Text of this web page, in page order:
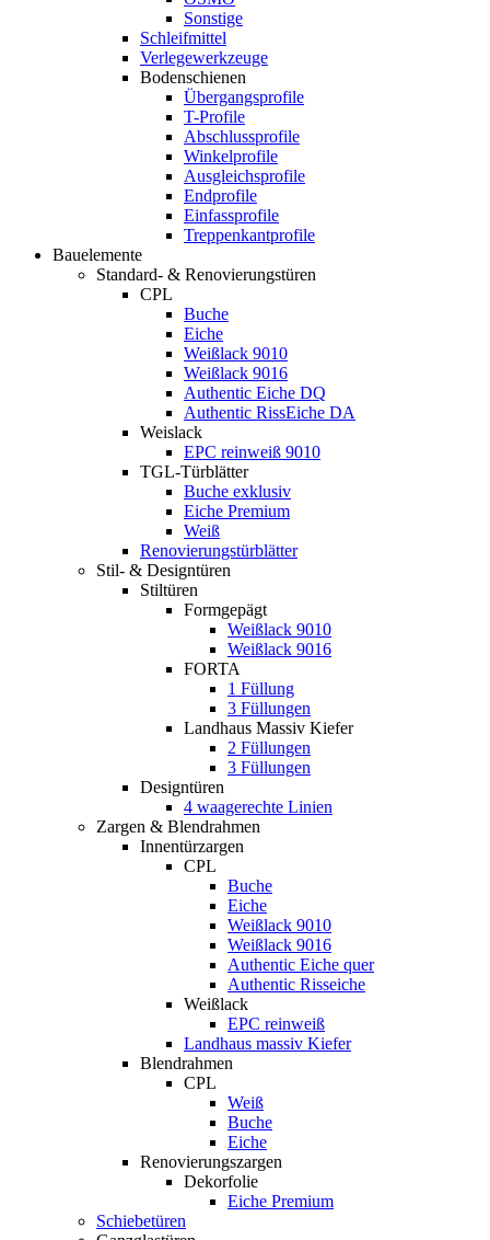
Sonstige
Schleifmittel
Verlegewerkzeuge
Bodenschienen
Übergangsprofile
T-Profile
Abschlussprofile
Winkelprofile
Ausgleichsprofile
Endprofile
Einfassprofile
Treppenkantprofile
Bauelemente
Standard- & Renovierungstüren
CPL
Buche
Eiche
Weißlack 9010
Weißlack 9016
Authentic Eiche DQ
Authentic RissEiche DA
Weislack
EPC reinweiß 9010
TGL-Türblätter
Buche exklusiv
Eiche Premium
Weiß
Renovierungstürblätter
Stil- & Designtüren
Stiltüren
Formgepägt
Weißlack 9010
Weißlack 9016
FORTA
1 Füllung
3 Füllungen
Landhaus Massiv Kiefer
2 Füllungen
3 Füllungen
Designtüren
4 waagerechte Linien
Zargen & Blendrahmen
Innentürzargen
CPL
Buche
Eiche
Weißlack 9010
Weißlack 9016
Authentic Eiche quer
Authentic Risseiche
Weißlack
EPC reinweiß
Landhaus massiv Kiefer
Blendrahmen
CPL
Weiß
Buche
Eiche
Renovierungszargen
Dekorfolie
Eiche Premium
Schiebetüren